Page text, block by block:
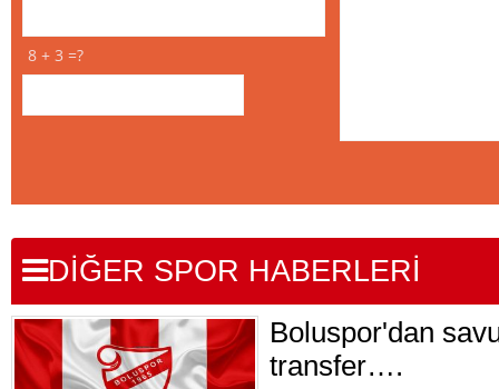
8 + 3 =?
DİĞER SPOR HABERLERİ
Boluspor'dan
transfer….